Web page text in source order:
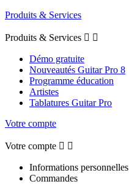
Produits & Services
Produits & Services  
Démo gratuite
Nouveautés Guitar Pro 8
Programme éducation
Artistes
Tablatures Guitar Pro
Votre compte
Votre compte  
Informations personnelles
Commandes